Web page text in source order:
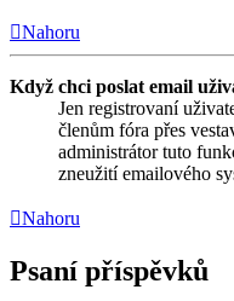
Nahoru
Když chci poslat email
Jen registrovaní
členům fóra přes
administrátor tuto
zneužití emailového
Nahoru
Psaní příspěvků